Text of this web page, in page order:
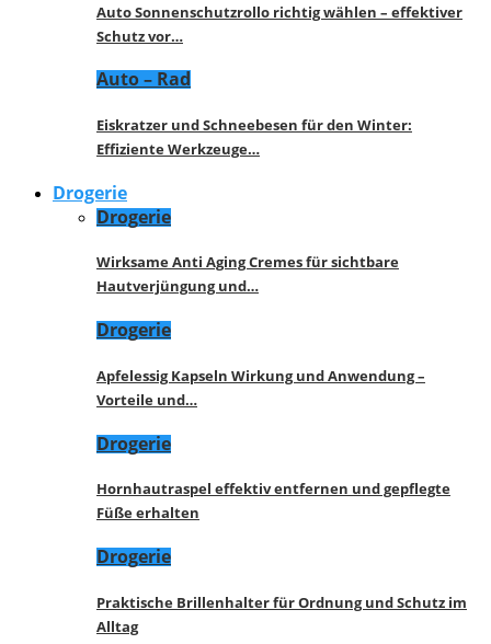
Auto Sonnenschutzrollo richtig wählen – effektiver
Schutz vor…
Auto – Rad
Eiskratzer und Schneebesen für den Winter:
Effiziente Werkzeuge…
Drogerie
Drogerie
Wirksame Anti Aging Cremes für sichtbare
Hautverjüngung und…
Drogerie
Apfelessig Kapseln Wirkung und Anwendung –
Vorteile und…
Drogerie
Hornhautraspel effektiv entfernen und gepflegte
Füße erhalten
Drogerie
Praktische Brillenhalter für Ordnung und Schutz im
Alltag